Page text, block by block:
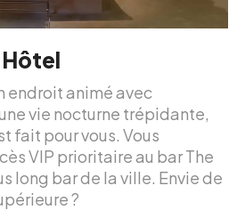
endroit animé avec
vie nocturne trépidante,
fait pour vous. Vous
VIP prioritaire au bar The
long bar de la ville. Envie de
?